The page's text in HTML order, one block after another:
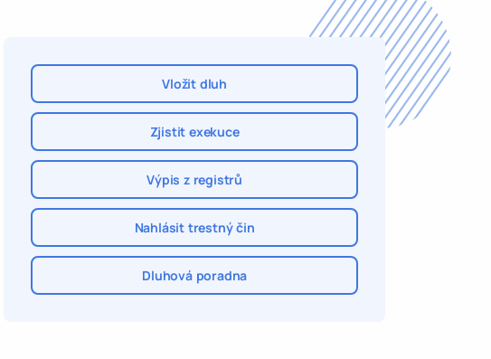
Vložit dluh
Zjistit exekuce
Výpis z registrů
Nahlásit trestný čin
Dluhová poradna